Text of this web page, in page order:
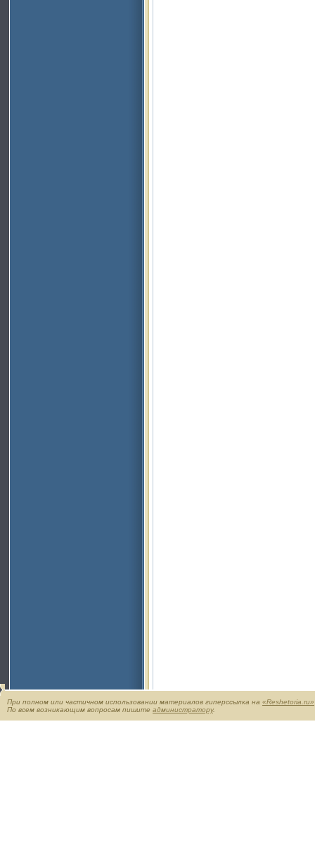
При полном или частичном использовании материалов гиперссылка на «Reshetoria.ru»
По всем возникающим вопросам пишите администратору.